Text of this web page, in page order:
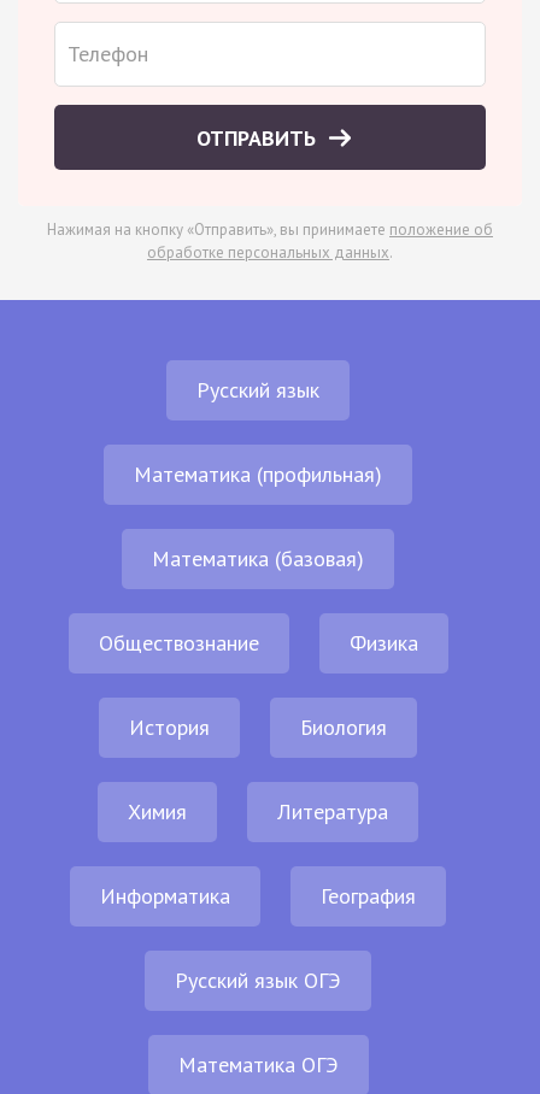
ОТПРАВИТЬ
Нажимая на кнопку «Отправить», вы принимаете положение об
обработке персональных данных.
Русский язык
Математика (профильная)
Математика (базовая)
Обществознание Физика
История Биология
Химия Литература
Информатика География
Русский язык ОГЭ
Математика ОГЭ